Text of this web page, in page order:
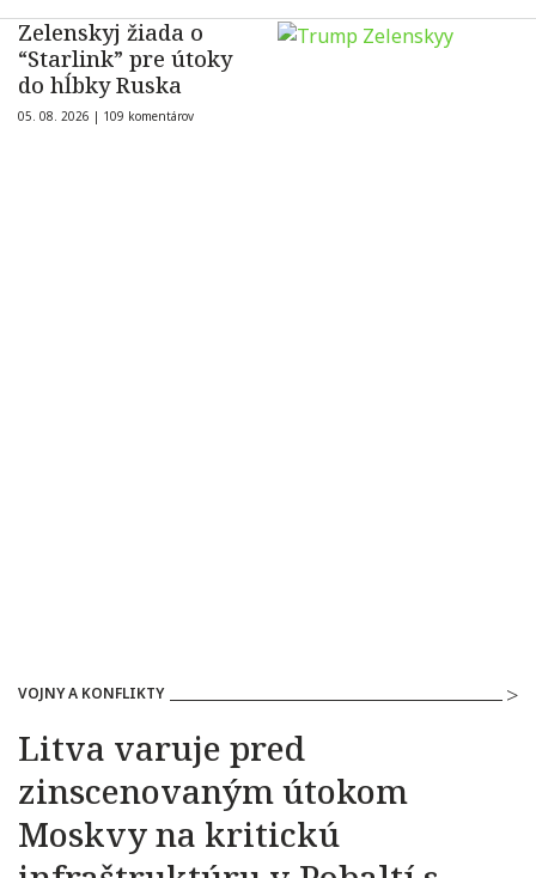
Zelenskyj žiada o
“Starlink” pre útoky
do hĺbky Ruska
05. 08. 2026 | 109 komentárov
VOJNY A KONFLIKTY
Litva varuje pred
zinscenovaným útokom
Moskvy na kritickú